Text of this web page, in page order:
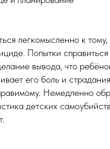
легкомысленно к
Попытки
вывода, что
его боль и
Немедленно
детских